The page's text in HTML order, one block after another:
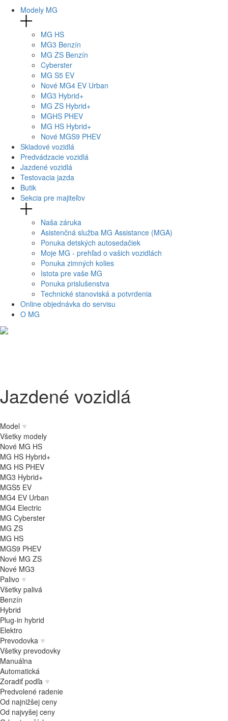
Modely MG
MG HS
MG3 Benzín
MG ZS Benzín
Cyberster
MG S5 EV
Nové MG4 EV Urban
MG3 Hybrid+
MG ZS Hybrid+
MGHS PHEV
MG HS Hybrid+
Nové MGS9 PHEV
Skladové vozidlá
Predvádzacie vozidlá
Jazdené vozidlá
Testovacia jazda
Butik
Sekcia pre majiteľov
Naša záruka
Asistenčná služba MG Assistance (MGA)
Ponuka detských autosedačiek
Moje MG - prehľad o vašich vozidlách
Ponuka zimných kolies
Istota pre vaše MG
Ponuka prislušenstva
Technické stanoviská a potvrdenia
Online objednávka do servisu
O MG
Jazdené vozidlá
Model
Všetky modely
Nové MG HS
MG HS Hybrid+
MG HS PHEV
MG3 Hybrid+
MGS5 EV
MG4 EV Urban
MG4 Electric
MG Cyberster
MG ZS
MG HS
MGS9 PHEV
Nové MG ZS
Nové MG3
Palivo
Všetky palivá
Benzín
Hybrid
Plug-in hybrid
Elektro
Prevodovka
Všetky prevodovky
Manuálna
Automatická
Zoradiť podľa
Predvolené radenie
Od najnižšej ceny
Od najvyšej ceny